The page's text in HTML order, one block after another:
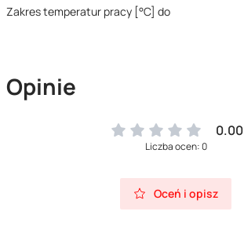
Zakres temperatur pracy [°C] do
Opinie
0.00
Liczba ocen: 0
Oceń i opisz